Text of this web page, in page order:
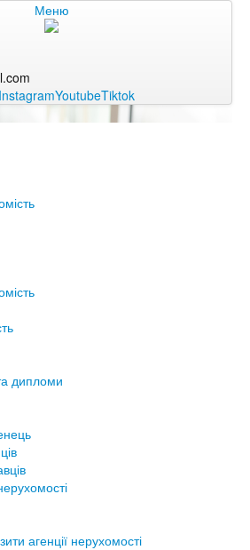
Меню
InstagramYoutubeTiktok
дипломи
агенції нерухомості